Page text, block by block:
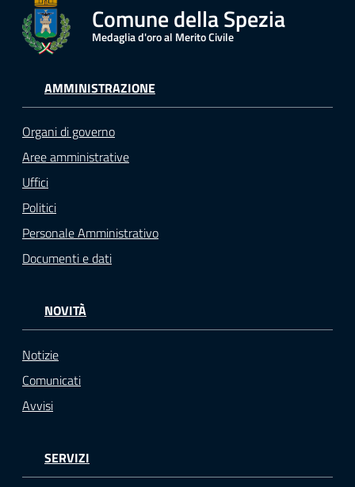
Comune della Spezia
Medaglia d'oro al Merito Civile
AMMINISTRAZIONE
Organi di governo
Aree amministrative
Uffici
Politici
Personale Amministrativo
Documenti e dati
NOVITÀ
Notizie
Comunicati
Avvisi
SERVIZI